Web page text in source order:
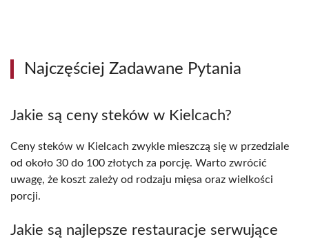
Najczęściej Zadawane Pytania
Jakie są ceny steków w Kielcach?
Ceny steków w Kielcach zwykle mieszczą się w przedziale
od około 30 do 100 złotych za porcję. Warto zwrócić
uwagę, że koszt zależy od rodzaju mięsa oraz wielkości
porcji.
Jakie są najlepsze restauracje serwujące